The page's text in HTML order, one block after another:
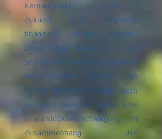
Kernaufgaben – auch in
Zukunft, d.h. langfristig
finanziert werden können?
Diese Frage stellen auch wir
uns vor Ort. Dem Beispiel einer
beträchtlichen Anzahl von
Kirchengemeinden folgten auch
wir ganz bewusst: Durch eine
Grundstücksentschädigung im
Zusammenhang des